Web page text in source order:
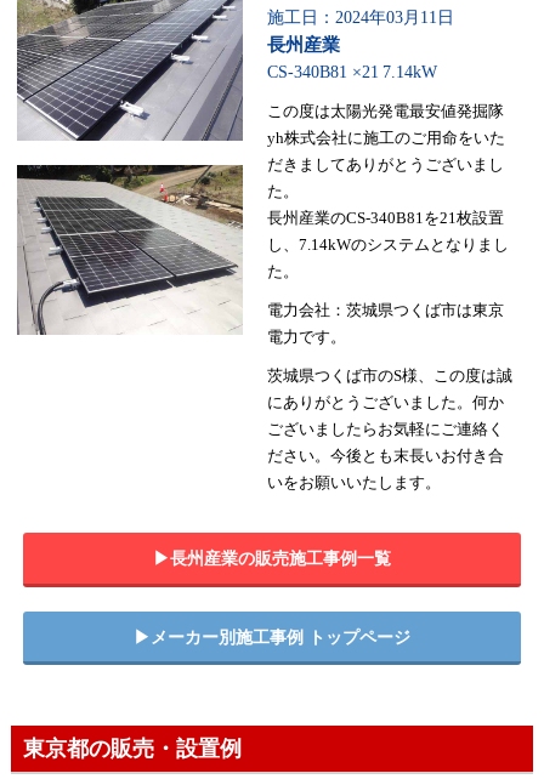
施工日：2024年03月11日
長州産業
CS-340B81 ×21 7.14kW
この度は太陽光発電最安値発掘隊
yh株式会社に施工のご用命をいた
だきましてありがとうございまし
た。
長州産業のCS-340B81を21枚設置
し、7.14kWのシステムとなりまし
た。
電力会社：茨城県つくば市は東京
電力です。
茨城県つくば市のS様、この度は誠
にありがとうございました。何か
ございましたらお気軽にご連絡く
ださい。今後とも末長いお付き合
いをお願いいたします。
▶︎長州産業の販売施工事例一覧
▶︎メーカー別施工事例 トップページ
東京都の販売・設置例